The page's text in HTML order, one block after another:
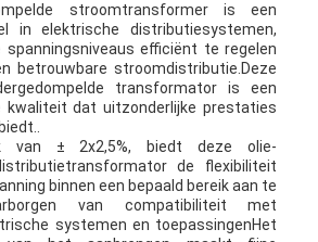
stroomtransformer is een
in elektrische distributiesystemen,
efficiënt te regelen
betrouwbare stroomdistributie.Deze
transformator is een
kwaliteit dat uitzonderlijke prestaties
van ± 2x2,5%, biedt deze olie-
de flexibiliteit
binnen een bepaald bereik aan te
van compatibiliteit met
systemen en toepassingenHet